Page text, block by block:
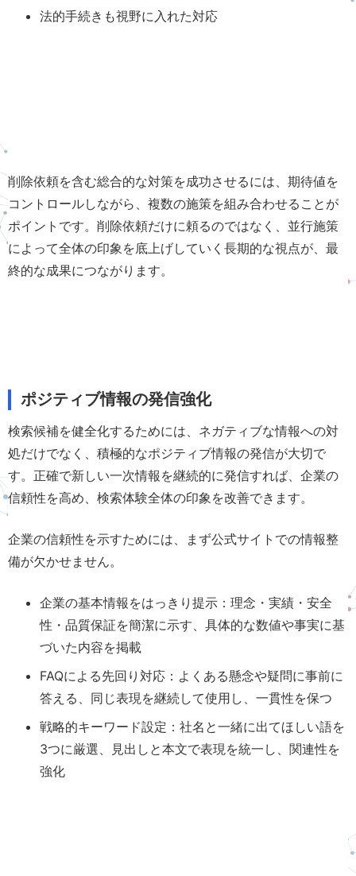
法的手続きも視野に入れた対応
削除依頼を含む総合的な対策を成功させるには、期待値を
コントロールしながら、複数の施策を組み合わせることが
ポイントです。削除依頼だけに頼るのではなく、並行施策
によって全体の印象を底上げしていく長期的な視点が、最
終的な成果につながります。
ポジティブ情報の発信強化
検索候補を健全化するためには、ネガティブな情報への対
処だけでなく、積極的なポジティブ情報の発信が大切で
す。正確で新しい一次情報を継続的に発信すれば、企業の
信頼性を高め、検索体験全体の印象を改善できます。
企業の信頼性を示すためには、まず公式サイトでの情報整
備が欠かせません。
企業の基本情報をはっきり提示：理念・実績・安全
性・品質保証を簡潔に示す、具体的な数値や事実に基
づいた内容を掲載
FAQによる先回り対応：よくある懸念や疑問に事前に
答える、同じ表現を継続して使用し、一貫性を保つ
戦略的キーワード設定：社名と一緒に出てほしい語を
3つに厳選、見出しと本文で表現を統一し、関連性を
強化